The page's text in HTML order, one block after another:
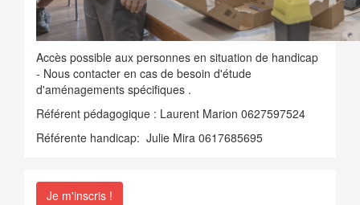
Accès possible aux personnes en situation de handicap
- Nous contacter en cas de besoin d'étude
d'aménagements spécifiques .
Référent pédagogique : Laurent Marion 0627597524
Référente handicap: Julie Mira 0617685695
Je m'inscris !